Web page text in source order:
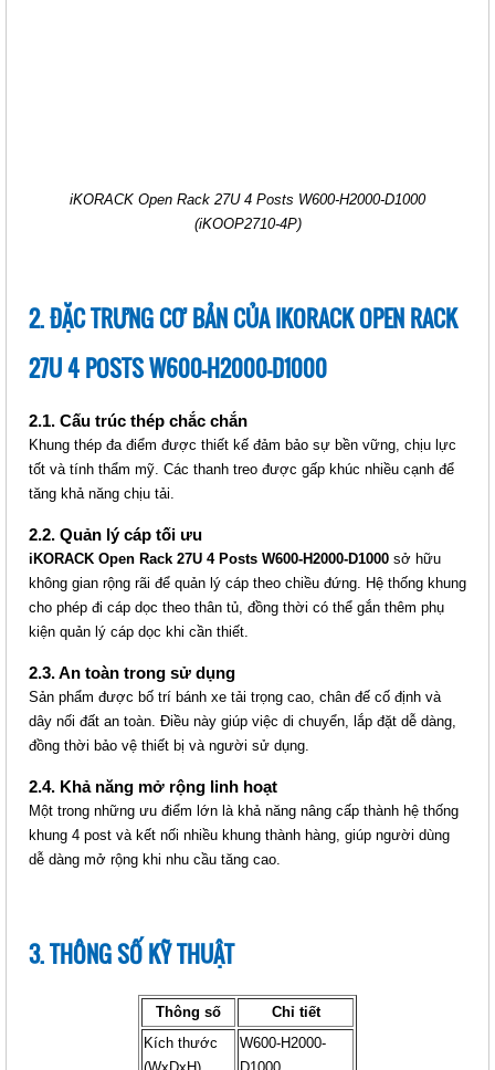
IKORACK OPEN RACK 27U 4
POSTS, W530-H1335-D700
(IKOOP27-4P)
Mã sản phẩm: MT-iKOOP27-4P
POSTS, W600-H2000-D600
(IKOOP4206-4P)
Giá: Liên hệ
iKORACK Open Rack 27U 4 Posts W600-H2000-D1000
(iKOOP2710-4P)
2. ĐẶC TRƯNG CƠ BẢN CỦA IKORACK OPEN RACK
27U 4 POSTS W600-H2000-D1000
2.1. Cấu trúc thép chắc chắn
Khung thép đa điểm được thiết kế đảm bảo sự bền vững, chịu lực
tốt và tính thẩm mỹ. Các thanh treo được gấp khúc nhiều cạnh để
tăng khả năng chịu tải.
2.2. Quản lý cáp tối ưu
iKORACK Open Rack 27U 4 Posts W600-H2000-D1000 sở hữu
không gian rộng rãi để quản lý cáp theo chiều đứng. Hệ thống khung
cho phép đi cáp dọc theo thân tủ, đồng thời có thể gắn thêm phụ
kiện quản lý cáp dọc khi cần thiết.
2.3. An toàn trong sử dụng
Sản phẩm được bố trí bánh xe tải trọng cao, chân đế cố định và
dây nối đất an toàn. Điều này giúp việc di chuyển, lắp đặt dễ dàng,
đồng thời bảo vệ thiết bị và người sử dụng.
2.4. Khả năng mở rộng linh hoạt
Một trong những ưu điểm lớn là khả năng nâng cấp thành hệ thống
khung 4 post và kết nối nhiều khung thành hàng, giúp người dùng
dễ dàng mở rộng khi nhu cầu tăng cao.
3. THÔNG SỐ KỸ THUẬT
Thông số
Chỉ tiết
Kích thước
W600-H2000-